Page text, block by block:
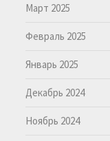
Март 2025
Февраль 2025
Январь 2025
Декабрь 2024
Ноябрь 2024